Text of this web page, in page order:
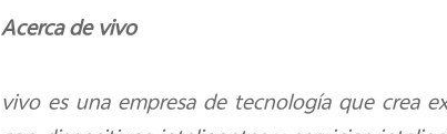
Acerca de vivo
vivo es una empresa de tecnología que crea